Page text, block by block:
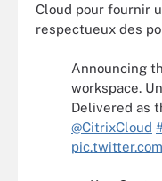
Cloud pour fournir
respectueux des
Announcing
workspace.
Delivered as
@CitrixCloud